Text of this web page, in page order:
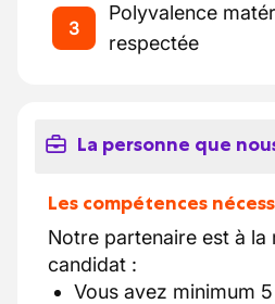
3
Polyvalence
respectée
La personne que
Les compétences
Notre partenaire est à la
candidat :
Vous avez minimum